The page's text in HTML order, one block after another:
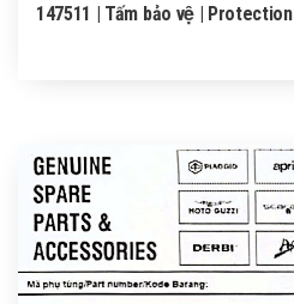
147511 | Tấm bảo vệ | Protection